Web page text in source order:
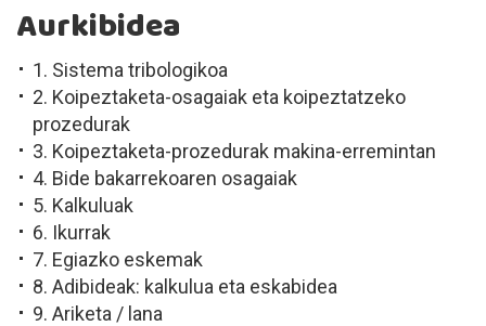
Aurkibidea
1. Sistema tribologikoa
2. Koipeztaketa-osagaiak eta koipeztatzeko
prozedurak
3. Koipeztaketa-prozedurak makina-erremintan
4. Bide bakarrekoaren osagaiak
5. Kalkuluak
6. Ikurrak
7. Egiazko eskemak
8. Adibideak: kalkulua eta eskabidea
9. Ariketa / lana